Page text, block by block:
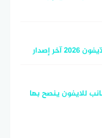
للايفون ينصح بها